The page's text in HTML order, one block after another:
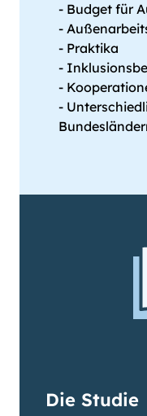
- Budget für
-
- Praktika
-
-
-
Die Studie